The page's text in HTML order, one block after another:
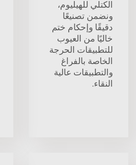
الكتلي للهيليوم،
ونضمن تصنيعًا
دقيقًا وإحكام ختم
خاليًا من العيوب
للتطبيقات الحرجة
الخاصة بالفراغ
والتطبيقات عالية
النقاء.